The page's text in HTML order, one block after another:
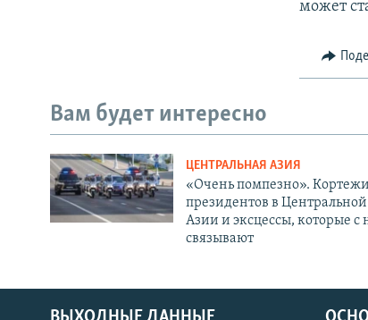
может
Вам будет интересно
ЦЕНТРАЛЬНАЯ АЗИЯ
«Очень помпезно». Кортежи
президентов в Центральной
Азии и эксцессы, которые с
связывают